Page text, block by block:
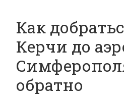
Как
Керчи до
обратно